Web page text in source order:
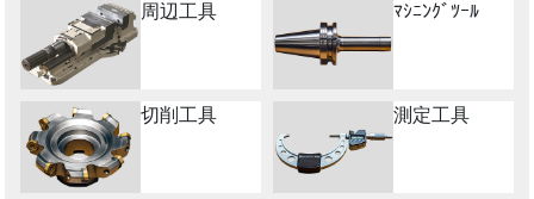
周辺工具 ﾏｼﾆﾝｸﾞﾂｰﾙ
切削工具 測定工具